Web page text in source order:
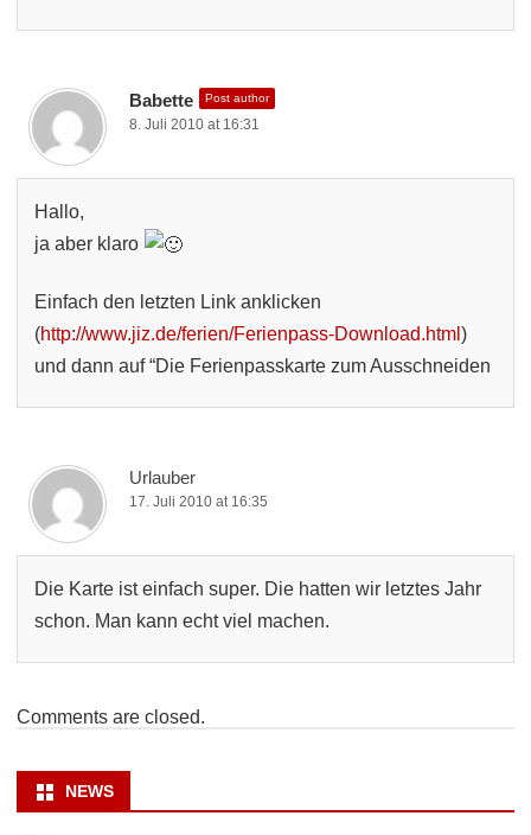
Babette Post author
8. Juli 2010 at 16:31
Hallo,
ja aber klaro
Einfach den letzten Link anklicken
(http://www.jiz.de/ferien/Ferienpass-Download.html )
und dann auf “Die Ferienpasskarte zum Ausschneiden
Urlauber
17. Juli 2010 at 16:35
Die Karte ist einfach super. Die hatten wir letztes Jahr
schon. Man kann echt viel machen.
Comments are closed.
NEWS